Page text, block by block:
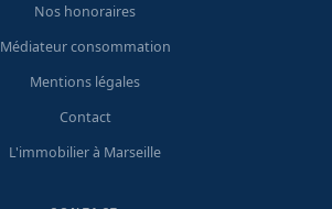
Nos honoraires
Médiateur consommation
Mentions légales
Contact
L'immobilier à Marseille